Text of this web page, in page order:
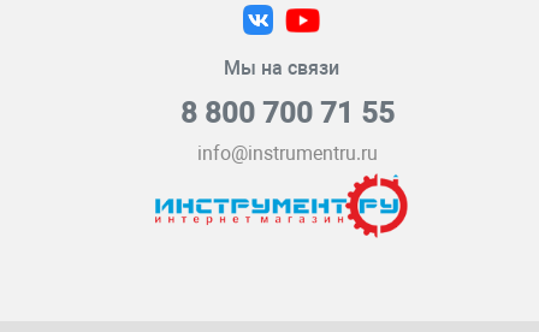
Мы на связи
8 800 700 71 55
info@instrumentru.ru